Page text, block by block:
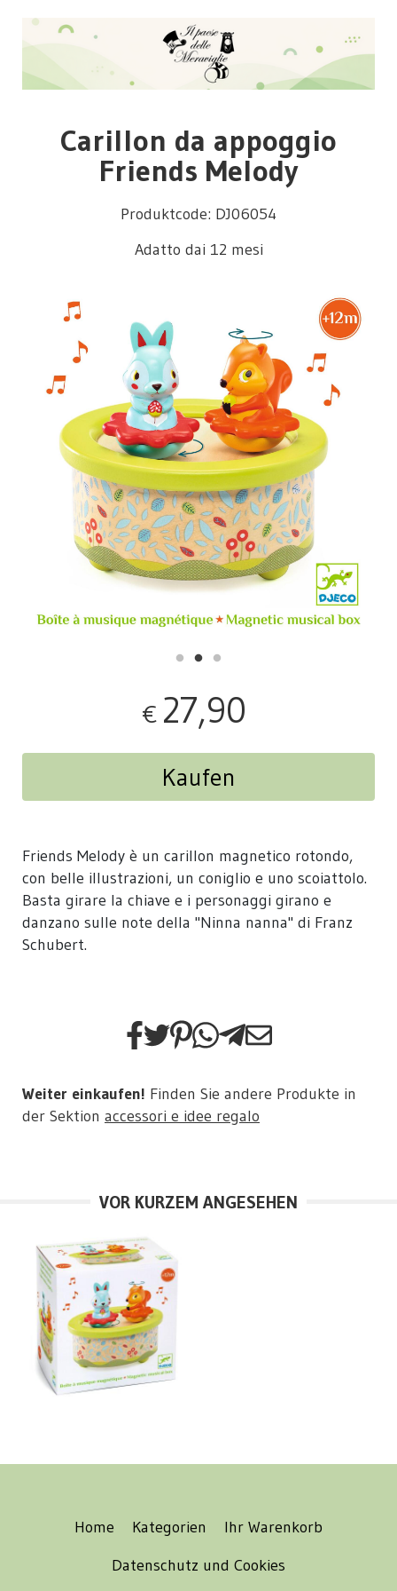
Carillon da appoggio
Friends Melody
Produktcode: DJ06054
Adatto dai 12 mesi
€ 27,90
Kaufen
Friends Melody è un carillon magnetico rotondo,
con belle illustrazioni, un coniglio e uno scoiattolo.
Basta girare la chiave e i personaggi girano e
danzano sulle note della "Ninna nanna" di Franz
Schubert.
Weiter einkaufen! Finden Sie andere Produkte in
der Sektion accessori e idee regalo
VOR KURZEM ANGESEHEN
Home Kategorien
Ihr Warenkorb
Datenschutz und Cookies